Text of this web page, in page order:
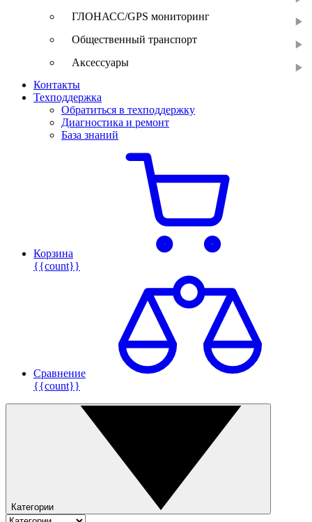
ГЛОНАСС/GPS мониторинг
Общественный транспорт
Аксессуары
Контакты
Техподдержка
Обратиться в техподдержку
Диагностика и ремонт
База знаний
Корзина
{{count}}
Сравнение
{{count}}
Категории